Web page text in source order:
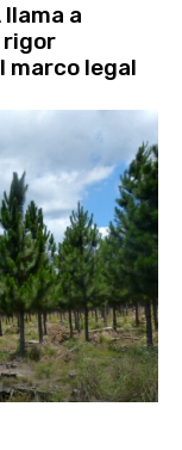
llama a
rigor
marco legal